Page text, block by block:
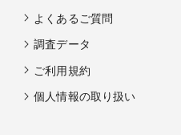
よくあるご質問
調査データ
ご利用規約
個人情報の取り扱い